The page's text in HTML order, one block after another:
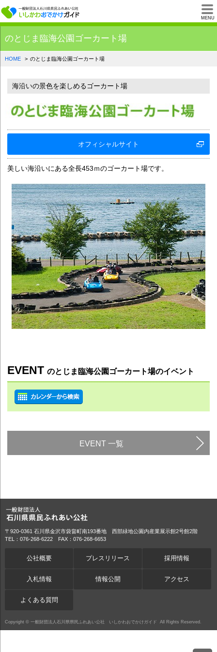
MENU
一般財団法人石川
のとじま臨海公園ゴーカート場
HOME のとじま臨海公園ゴーカート場
海沿いの景色を楽しめるゴーカート場
オフィシャルサイト
美しい海沿いにある全長453ｍのゴーカート場です。
EVENT のとじま臨海公園ゴーカート場のイベント
EVENT 一覧
〒920-0361 石川県金沢市袋畠町南193番地 西部緑地公園内産業展示館2号館2階
TEL：076-268-6222 FAX：076-268-6653
公社概要 プレスリリース 採用情報
入札情報 情報公開 アクセス
よくある質問
Copyright © 一般財団法人石川県県民ふれあい公社 いしかわおでかけガイド All Rights Reserved.